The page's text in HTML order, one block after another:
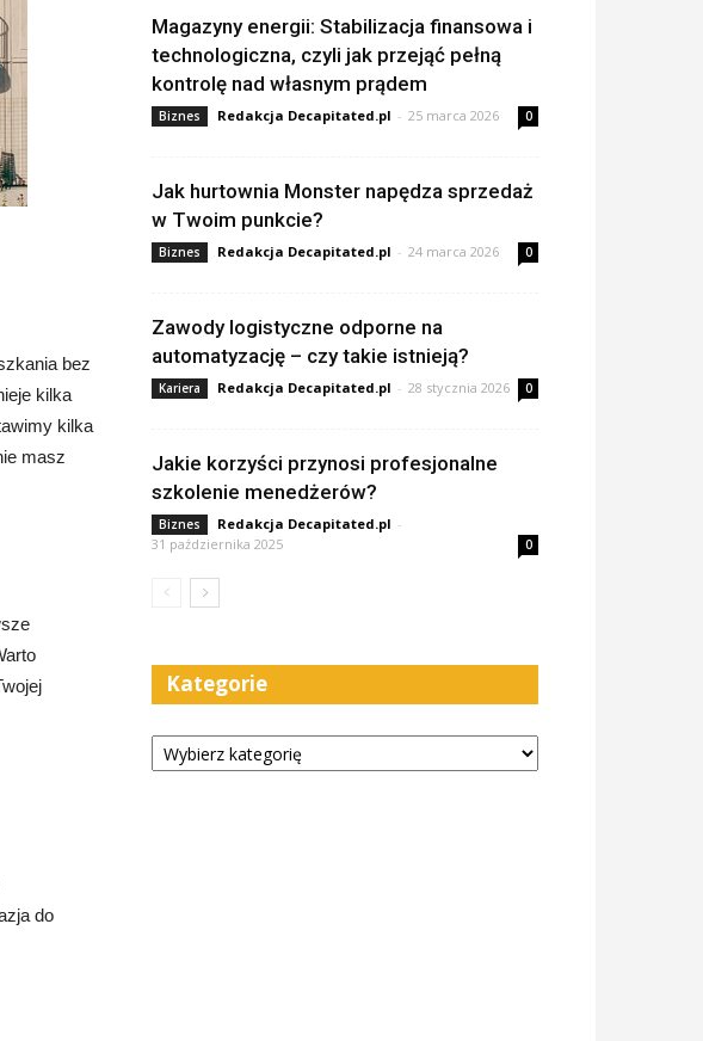
bez
kilka
kilka
masz
do
Magazyny energii: Stabilizacja finansowa i
technologiczna, czyli jak przejąć pełną
kontrolę nad własnym prądem
Biznes Redakcja Decapitated.pl - 25 marca 2026 0
Jak hurtownia Monster napędza sprzedaż
w Twoim punkcie?
Biznes Redakcja Decapitated.pl - 24 marca 2026 0
Zawody logistyczne odporne na
automatyzację – czy takie istnieją?
Kariera Redakcja Decapitated.pl - 28 stycznia 2026 0
Jakie korzyści przynosi profesjonalne
szkolenie menedżerów?
Biznes Redakcja Decapitated.pl -
31 października 2025
0
Kategorie
Kategorie